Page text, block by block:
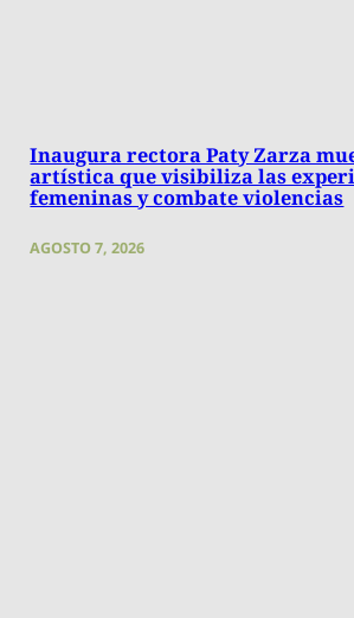
Inaugura rectora Paty Zarza
artística que visibiliza las
femeninas y combate violencias
AGOSTO 7, 2026